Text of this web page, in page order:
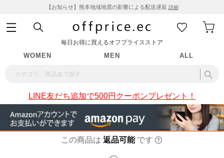
【お知らせ】熊本地域地震の影響による配送遅延 詳細
毎日お得に買えるオフプライスストア
WOMEN MEN ALL
LINE友だち追加で500円クーポンプレゼント！
この商品は 返品可能 です